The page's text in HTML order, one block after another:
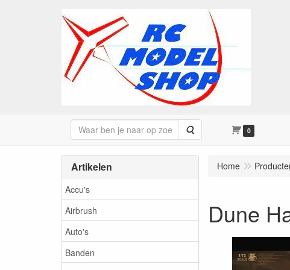
Zoeken 0
Artikelen
Accu's
Airbrush
Auto's
Banden
Home
Dune